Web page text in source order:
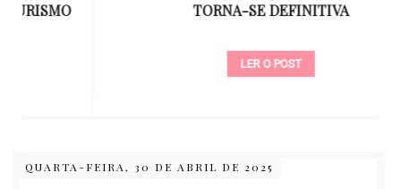
TORNA-SE DEFINITIVA
QUARTA-FEIRA, 30 DE ABRIL DE 2025